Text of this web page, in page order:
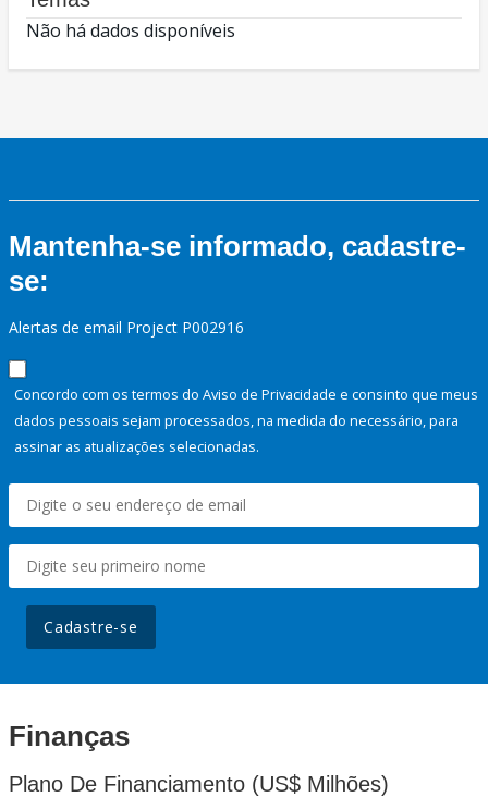
Não há dados disponíveis
Mantenha-se informado, cadastre-
se:
Alertas de email Project P002916
Concordo com os termos do Aviso de Privacidade e consinto que meus
dados pessoais sejam processados, na medida do necessário, para
assinar as atualizações selecionadas.
Cadastre-se
Finanças
Plano De Financiamento (US$ Milhões)